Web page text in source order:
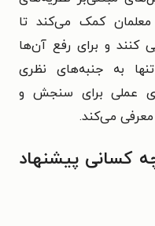
معلمان کمک می‌کند تا
کنند و برای رفع آن‌ها
به جنبه‌های نظری
عملی برای سنجش و
می‌کند.
کسانی پیشنهاد